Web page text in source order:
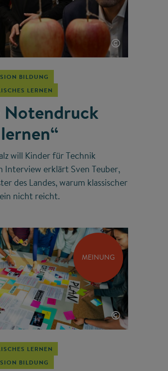
©
BILDUNG
LERNEN
Notendruck
will Kinder für Technik
Interview erklärt Sven Teuber,
des Landes, warum klassischer
nicht reicht.
MEINUNG
©
LERNEN
BILDUNG